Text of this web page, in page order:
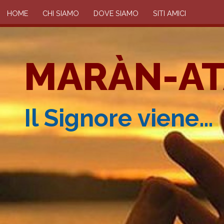
HOME CHI SIAMO DOVE SIAMO SITI AMICI
MARÀN-
Il Signore viene…